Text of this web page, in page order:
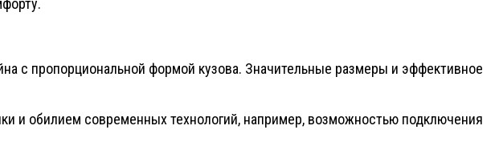
с пропорциональной формой кузова. Значительные размеры и эффективное
и обилием современных технологий, например, возможностью подключения